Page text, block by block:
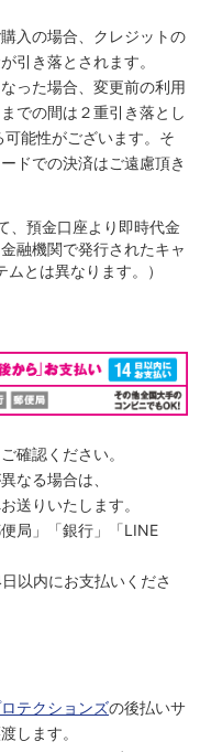
入の場合、クレジットの
引き落とされます。
った場合、変更前の利用
での間は２重引き落とし
能性がございます。そ
ドでの決済はご遠慮頂き
、預金口座より即時代金
融機関で発行されたキャ
とは異なります。）
確認ください。
なる場合は、
送りいたします。
局」「銀行」「LINE
以内にお支払いくださ
テクションズの後払いサ
します。